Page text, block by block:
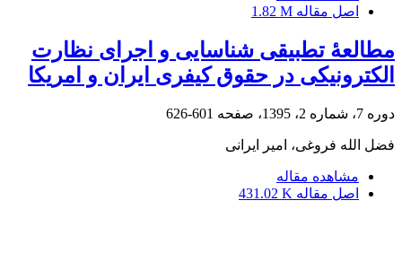
اصل مقاله 1.82 M
مطالعۀ تطبیقی شناسایی و اجرای نظارت
الکترونیکی در حقوق کیفری ایران و امریکا
دوره 7، شماره 2، 1395، صفحه 601-626
فضل الله فروغی، امیر ایرانی
مشاهده مقاله
اصل مقاله 431.02 K